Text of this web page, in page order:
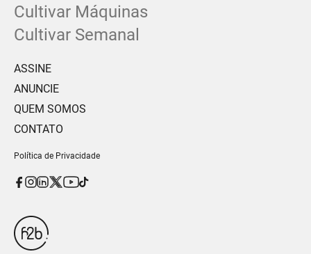
Cultivar Máquinas
Cultivar Semanal
ASSINE
ANUNCIE
QUEM SOMOS
CONTATO
Política de Privacidade